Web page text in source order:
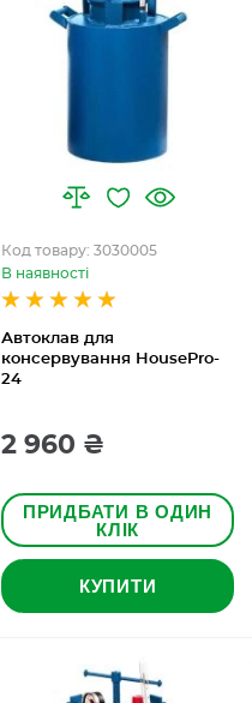
Автоклав для
консервування HousePro-
24
Код товару: 3030005
В наявності
2 960 ₴
ПРИДБАТИ В ОДИН
КЛІК
КУПИТИ